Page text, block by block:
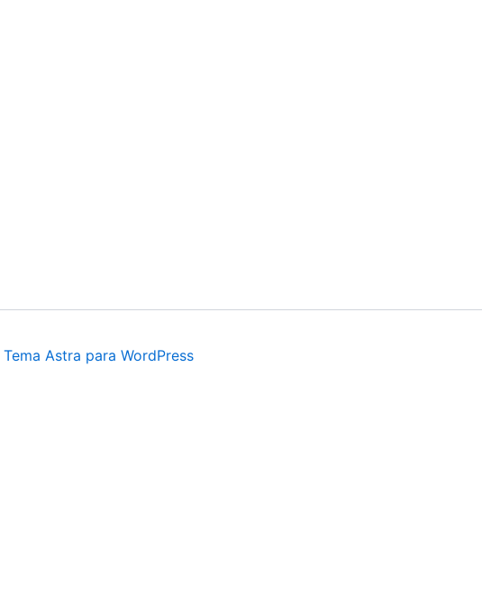
Tema Astra para WordPress